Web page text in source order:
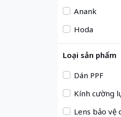
Anank
Hoda
Loại sản phẩm
Dán PPF
Kính cường
Lens bảo vệ